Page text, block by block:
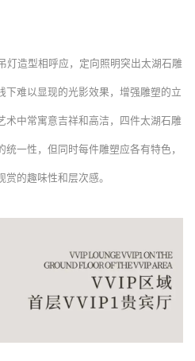
灯造型相呼应，定向照明突出太湖石雕
下难以显现的光影效果，增强雕塑的立
术中常寓意吉祥和高洁，四件太湖石雕
一性，但同时每件雕塑应各有特色，
的趣味性和层次感。